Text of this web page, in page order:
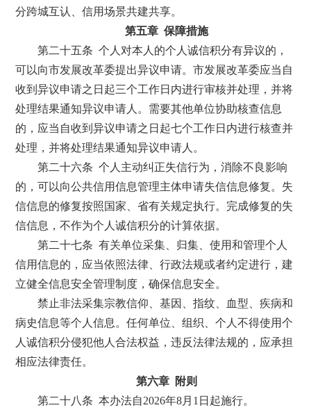
分跨城互认、信用场景共建共享。
第五章 保障措施
第二十五条 个人对本人的个人诚信积分有异议的，
可以向市发展改革委提出异议申请。市发展改革委应当自
收到异议申请之日起三个工作日内进行审核并处理，并将
处理结果通知异议申请人。需要其他单位协助核查信息
的，应当自收到异议申请之日起七个工作日内进行核查并
处理，并将处理结果通知异议申请人。
第二十六条 个人主动纠正失信行为，消除不良影响
的，可以向公共信用信息管理主体申请失信信息修复。失
信信息的修复按照国家、省有关规定执行。完成修复的失
信信息，不作为个人诚信积分的计算依据。
第二十七条 有关单位采集、归集、使用和管理个人
信用信息的，应当依照法律、行政法规或者约定进行，建
立健全信息安全管理制度，确保信息安全。
禁止非法采集宗教信仰、基因、指纹、血型、疾病和
病史信息等个人信息。任何单位、组织、个人不得使用个
人诚信积分侵犯他人合法权益，违反法律法规的，应承担
相应法律责任。
第六章 附则
第二十八条 本办法自2026年8月1日起施行。